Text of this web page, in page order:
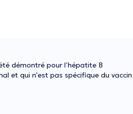
démontré pour l’hépatite B
et qui n'est pas spécifique du vaccin